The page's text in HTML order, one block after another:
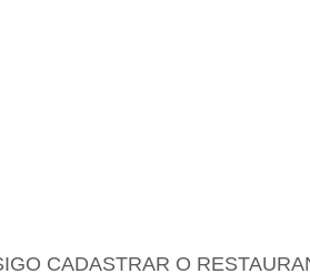
CADASTRAR O